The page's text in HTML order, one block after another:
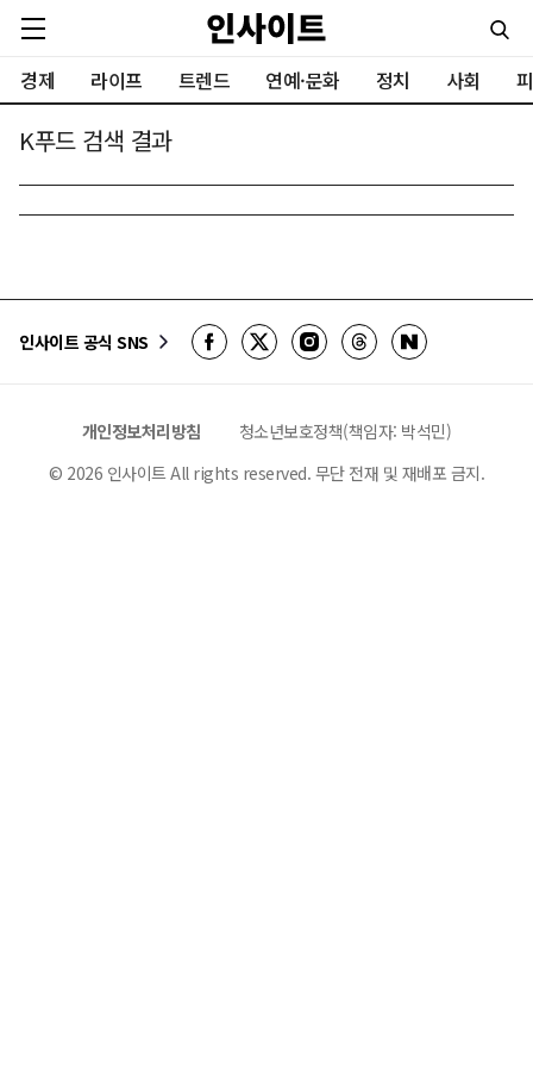
경제 라이프 트렌드 연예·문화 정치 사회
K푸드 검색 결과
인사이트 공식 SNS
개인정보처리방침
청소년보호정책(책임자: 박석민)
© 2026 인사이트 All rights reserved. 무단 전재 및 재배포 금지.